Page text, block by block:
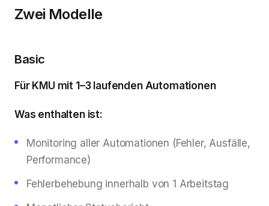
Zwei Modelle
Basic
Für KMU mit 1–3 laufenden Automationen
Was enthalten ist:
Monitoring aller Automationen (Fehler, Ausfälle,
Performance)
Fehlerbehebung innerhalb von 1 Arbeitstag